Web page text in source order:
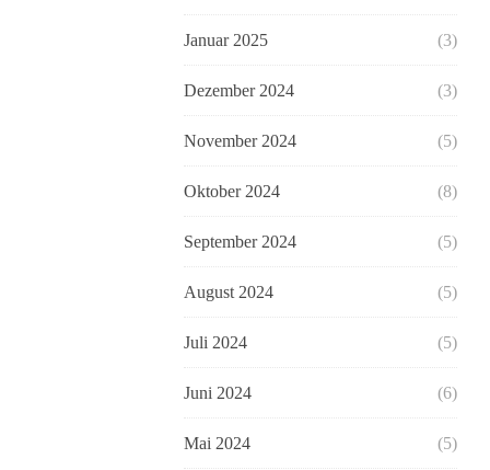
Januar 2025 (3)
Dezember 2024 (3)
November 2024 (5)
Oktober 2024 (8)
September 2024 (5)
August 2024 (5)
Juli 2024 (5)
Juni 2024 (6)
Mai 2024 (5)